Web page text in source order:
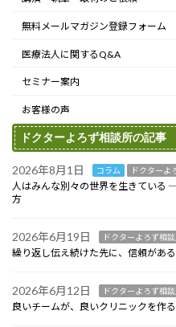
無料メールマガジン登録フォーム
医療法人に関するQ&A
セミナー案内
お客様の声
ドクターよろず相談所の記事
2026年8月1日 コラム ドクターよ
人はみんな別々の世界を生きている
方
2026年6月19日 ドクターよろず相
繰り返し伝え続けた先に、信頼がある
2026年6月12日 ドクターよろず相
良いチームが、良いクリニックを作